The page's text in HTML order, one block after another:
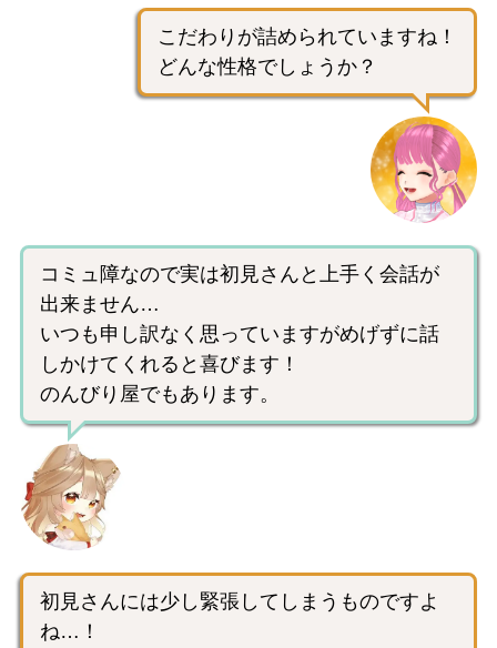
こだわりが詰められていますね！
どんな性格でしょうか？
コミュ障なので実は初見さんと上手く会話が
出来ません…
いつも申し訳なく思っていますがめげずに話
しかけてくれると喜びます！
のんびり屋でもあります。
初見さんには少し緊張してしまうものですよ
ね…！